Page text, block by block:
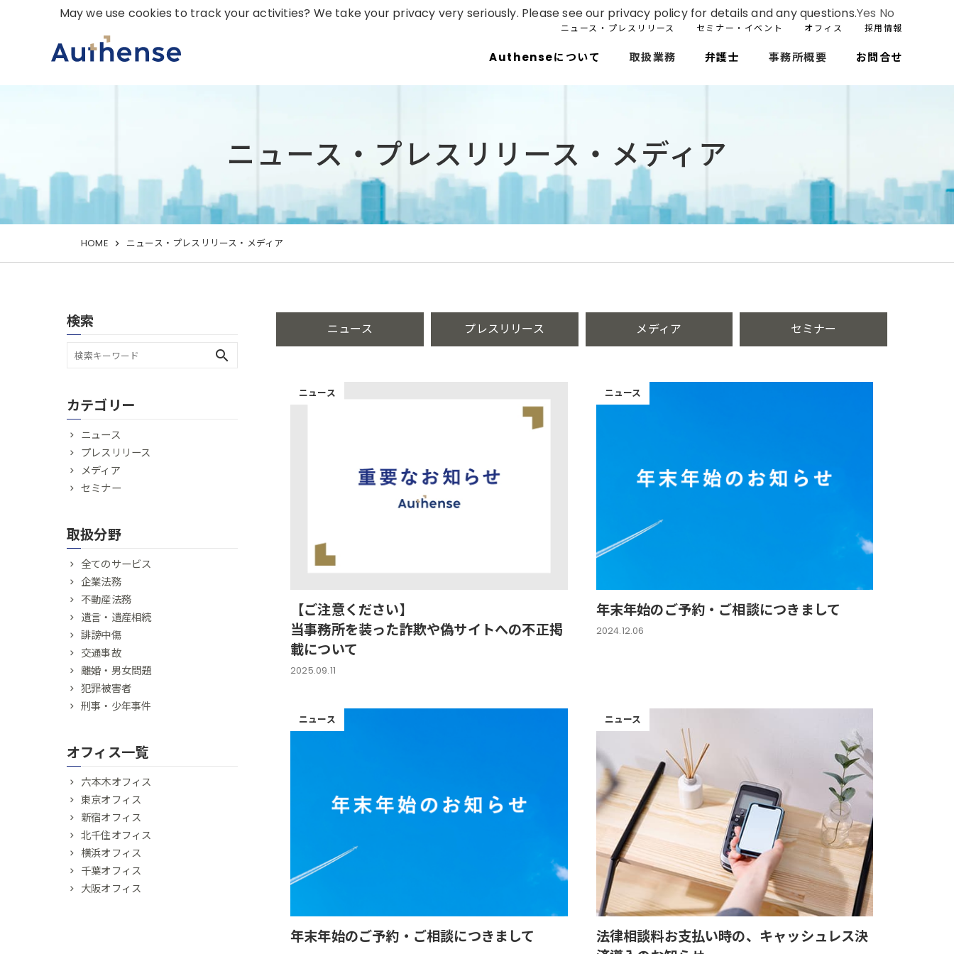
ニュース・プレスリリース セミナー・イベント オフィス 採用情報
Authenseについて 取扱業務 弁護士 事務所概要 お問合せ
ニュース・プレスリリース・メディア
HOME ニュース・プレスリリース・メディア
ニュース プレスリリース メディア セミナー
ニュース
【ご注意ください】
当事務所を装った詐欺や偽サイトへの不正掲
載について
2025.09.11
ニュース
年末年始のご予約・ご相談につきまして
2024.12.06
ニュース
年末年始のご予約・ご相談につきまして
ニュース
法律相談料お支払い時の、キャッシュレス決
検索
search
カテゴリー
ニュース
プレスリリース
メディア
セミナー
取扱分野
全てのサービス
企業法務
不動産法務
遺言・遺産相続
誹謗中傷
交通事故
離婚・男女問題
犯罪被害者
刑事・少年事件
オフィス一覧
六本木オフィス
東京オフィス
新宿オフィス
北千住オフィス
横浜オフィス
千葉オフィス
大阪オフィス
May we use cookies to track your activities? We take your privacy very seriously. Please see our privacy policy for details and any questions.Yes No